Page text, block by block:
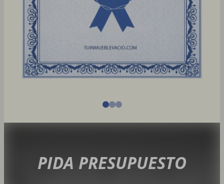
PIDA PRESUPUESTO